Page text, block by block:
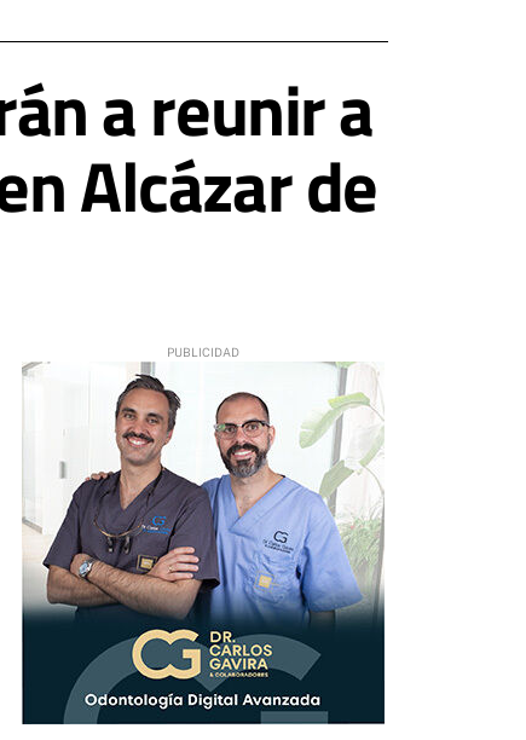
a reunir a
Alcázar de